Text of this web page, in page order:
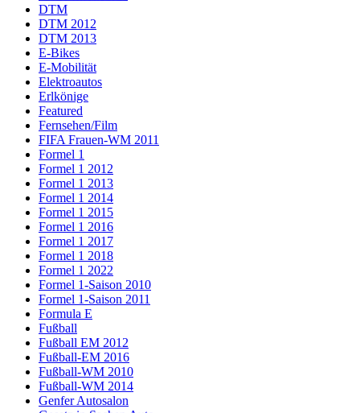
DTM
DTM 2012
DTM 2013
E-Bikes
E-Mobilität
Elektroautos
Erlkönige
Featured
Fernsehen/Film
FIFA Frauen-WM 2011
Formel 1
Formel 1 2012
Formel 1 2013
Formel 1 2014
Formel 1 2015
Formel 1 2016
Formel 1 2017
Formel 1 2018
Formel 1 2022
Formel 1-Saison 2010
Formel 1-Saison 2011
Formula E
Fußball
Fußball EM 2012
Fußball-EM 2016
Fußball-WM 2010
Fußball-WM 2014
Genfer Autosalon